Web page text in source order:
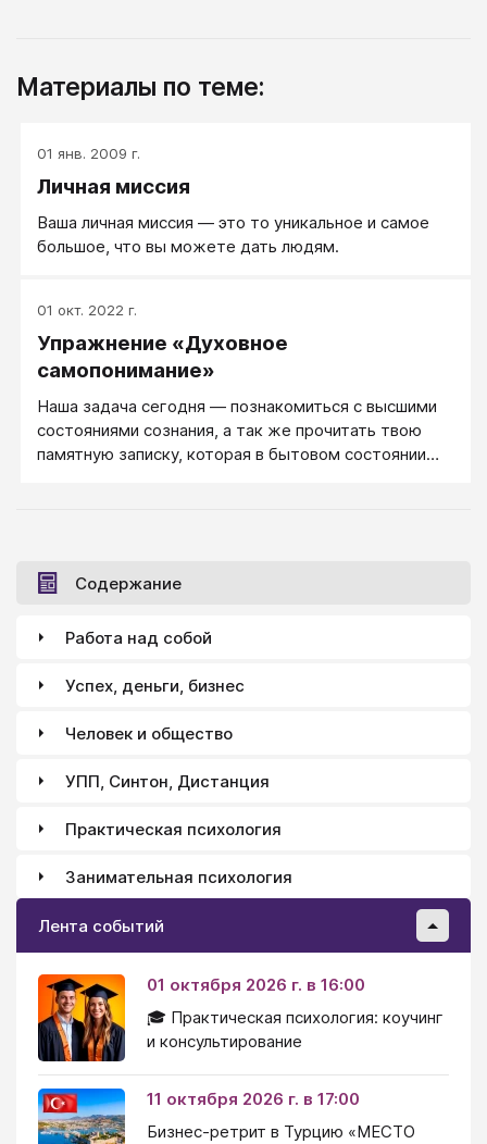
Материалы по теме:
01 янв. 2009 г.
Личная миссия
Ваша личная миссия — это то уникальное и самое
большое, что вы можете дать людям.
01 окт. 2022 г.
Упражнение «Духовное
самопонимание»
Наша задача сегодня ― познакомиться с высшими
состояниями сознания, а так же прочитать твою
памятную записку, которая в бытовом состоянии
Содержание
Работа над собой
Успех, деньги, бизнес
Человек и общество
УПП, Синтон, Дистанция
Практическая психология
Занимательная психология
Лента событий
01 октября 2026 г. в 16:00
🎓 Практическая психология: коучинг
и консультирование
11 октября 2026 г. в 17:00
Бизнес-ретрит в Турцию «МЕСТО